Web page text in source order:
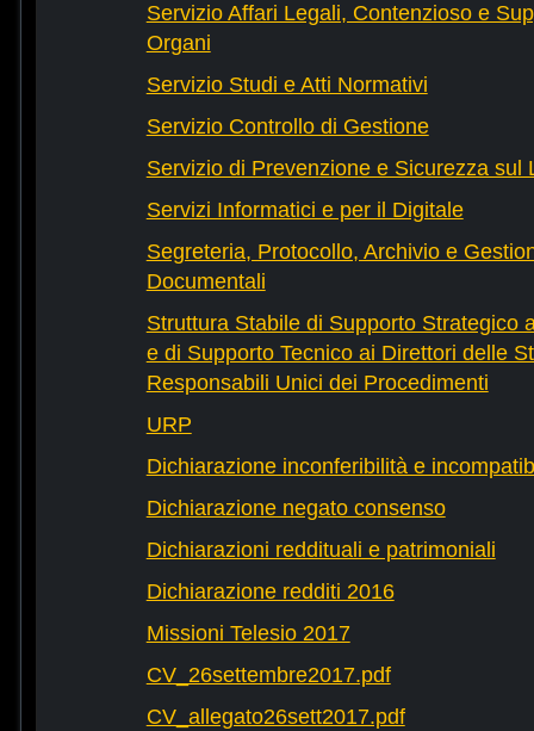
Servizio Affari Legali, Contenzioso e
Organi
Servizio Studi e Atti Normativi
Servizio Controllo di Gestione
Servizio di Prevenzione e Sicurezza sul
Servizi Informatici e per il Digitale
Segreteria, Protocollo, Archivio e
Documentali
Struttura Stabile di Supporto Strategico
e di Supporto Tecnico ai Direttori delle
Responsabili Unici dei Procedimenti
URP
Dichiarazione inconferibilità e
Dichiarazione negato consenso
Dichiarazioni reddituali e patrimoniali
Dichiarazione redditi 2016
Missioni Telesio 2017
CV_26settembre2017.pdf
CV_allegato26sett2017.pdf